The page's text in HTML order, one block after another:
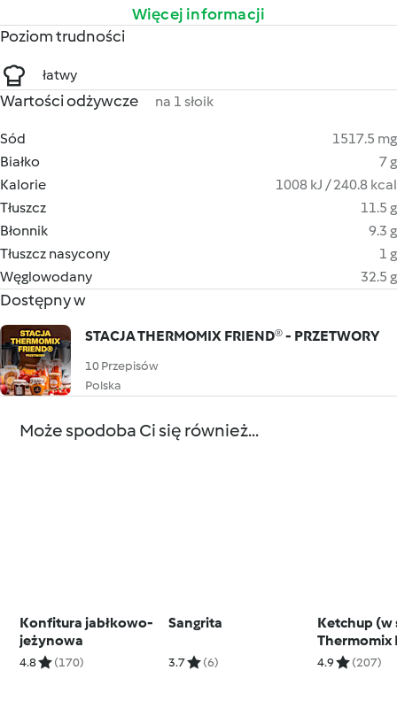
Więcej informacji
Poziom trudności
łatwy
Wartości odżywcze na 1 słoik
Sód
1517.5 mg
Białko
7 g
Kalorie
1008 kJ / 240.8 kcal
Tłuszcz
11.5 g
Błonnik
9.3 g
Tłuszcz nasycony
1 g
Węglowodany
32.5 g
Dostępny w
STACJA THERMOMIX FRIEND® - PRZETWORY
10 Przepisów
Polska
Może spodoba Ci się również...
Konfitura jabłkowo-
jeżynowa
4.8 (170)
Sangrita
3.7 (6)
Ketchup (w
Thermomix
4.9 (207)